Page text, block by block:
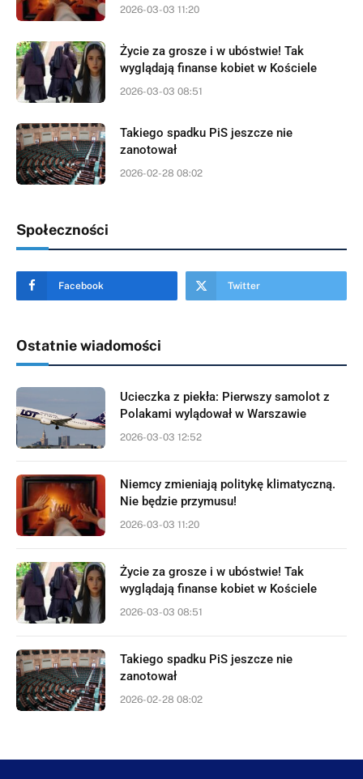
2026-03-03 11:20
Życie za grosze i w ubóstwie! Tak
wyglądają finanse kobiet w Kościele
2026-03-03 08:51
Takiego spadku PiS jeszcze nie
zanotował
2026-02-28 08:02
Społeczności
Facebook Twitter
Ostatnie wiadomości
Ucieczka z piekła: Pierwszy samolot z
Polakami wylądował w Warszawie
2026-03-03 12:52
Niemcy zmieniają politykę klimatyczną.
Nie będzie przymusu!
2026-03-03 11:20
Życie za grosze i w ubóstwie! Tak
wyglądają finanse kobiet w Kościele
2026-03-03 08:51
Takiego spadku PiS jeszcze nie
zanotował
2026-02-28 08:02